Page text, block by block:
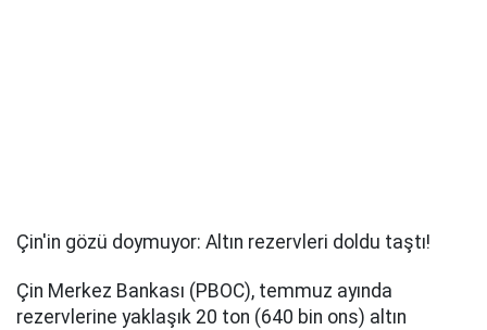
Çin'in gözü doymuyor: Altın rezervleri doldu taştı!
Çin Merkez Bankası (PBOC), temmuz ayında
rezervlerine yaklaşık 20 ton (640 bin ons) altın